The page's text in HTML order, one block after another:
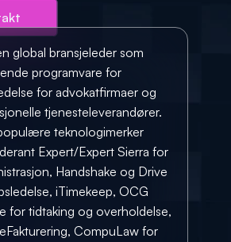
global bransjeleder som
programvare for
for advokatfirmaer og
tjenesteleverandører.
teknologimerker
Expert/Expert Sierra for
Handshake og Drive
iTimekeep, OCG
for tidtaking og overholdelse,
CompuLaw for